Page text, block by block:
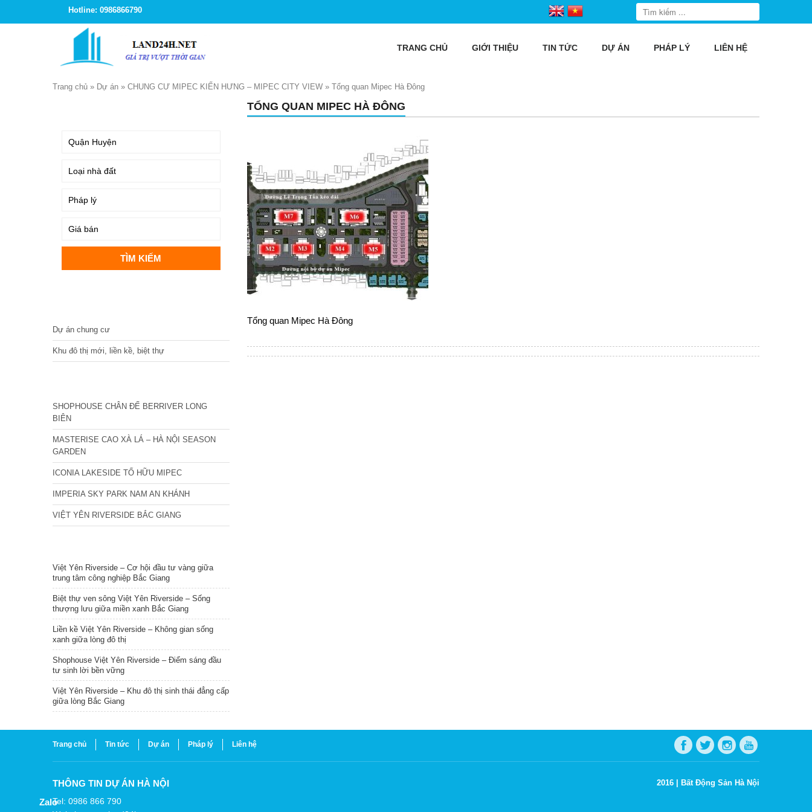
Hotline: 0986866790
TRANG CHỦ GIỚI THIỆU TIN TỨC DỰ ÁN PHÁP LÝ LIÊN HỆ
Trang chủ » Dự án » CHUNG CƯ MIPEC KIẾN HƯNG – MIPEC CITY VIEW » Tổng quan Mipec Hà Đông
TỔNG QUAN MIPEC HÀ ĐÔNG
Tổng quan Mipec Hà Đông
Dự án chung cư
Khu đô thị mới, liền kề, biệt thự
SHOPHOUSE CHÂN ĐẾ BERRIVER LONG
BIÊN
MASTERISE CAO XÀ LÁ – HÀ NỘI SEASON
GARDEN
ICONIA LAKESIDE TỐ HỮU MIPEC
IMPERIA SKY PARK NAM AN KHÁNH
VIỆT YÊN RIVERSIDE BẮC GIANG
Việt Yên Riverside – Cơ hội đầu tư vàng giữa
trung tâm công nghiệp Bắc Giang
Biệt thự ven sông Việt Yên Riverside – Sống
thượng lưu giữa miền xanh Bắc Giang
Liền kề Việt Yên Riverside – Không gian sống
xanh giữa lòng đô thị
Shophouse Việt Yên Riverside – Điểm sáng đầu
tư sinh lời bền vững
Việt Yên Riverside – Khu đô thị sinh thái đẳng cấp
giữa lòng Bắc Giang
Trang chủ Tin tức Dự án Pháp lý Liên hệ
THÔNG TIN DỰ ÁN HÀ NỘI
Tel: 0986 866 790
2016 | Bất Động Sản Hà Nội
Zalo